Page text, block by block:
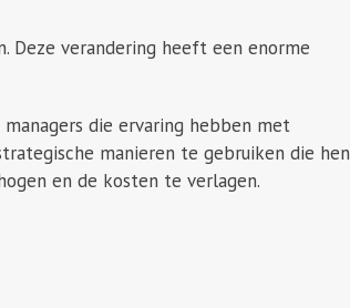
Deze verandering heeft een enorme
die ervaring hebben met
manieren te gebruiken die hen
en de kosten te verlagen.